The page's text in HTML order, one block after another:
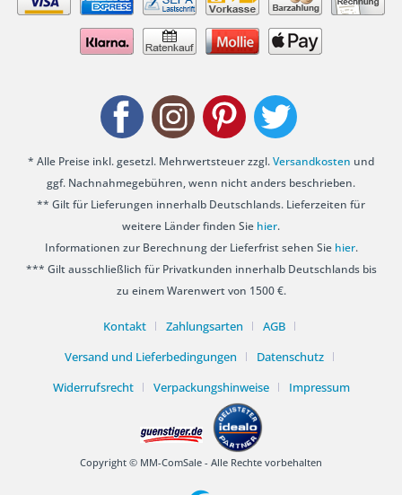
* Alle Preise inkl. gesetzl. Mehrwertsteuer zzgl.Versandkosten und
ggf. Nachnahmegebühren, wenn nicht anders beschrieben.
** Gilt für Lieferungen innerhalb Deutschlands. Lieferzeiten für
weitere Länder finden Sie hier.
Informationen zur Berechnung der Lieferfrist sehen Sie hier.
*** Gilt ausschließlich für Privatkunden innerhalb Deutschlands bis
zu einem Warenwert von 1500 €.
Kontakt Zahlungsarten
AGB
Versand und Lieferbedingungen
Datenschutz
Widerrufsrecht
Verpackungshinweise Impressum
Copyright © MM-ComSale - Alle Rechte vorbehalten